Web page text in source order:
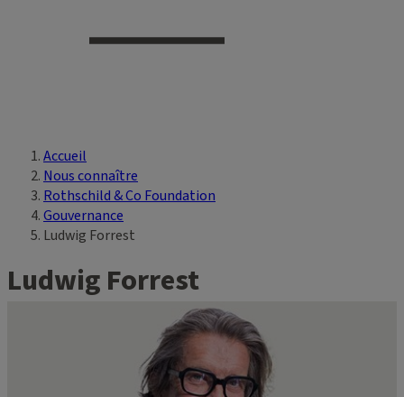
Vous êtes ici
Accueil
Nous connaître
Rothschild & Co Foundation
Gouvernance
Ludwig Forrest
Ludwig Forrest